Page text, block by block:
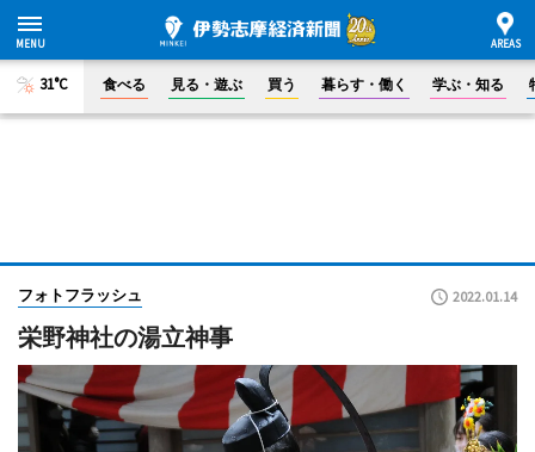
31°C 食べる 見る・遊ぶ 買う 暮らす・働く 学ぶ・知る
フォトフラッシュ 2022.01.14
栄野神社の湯立神事